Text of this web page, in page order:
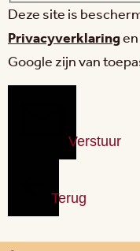
Deze site is
Privacyverklaringen
Google zijn van
Verstuur
Terug